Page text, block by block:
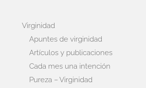
Virginidad
Apuntes de virginidad
Artículos y publicaciones
Cada mes una intención
Pureza – Virginidad